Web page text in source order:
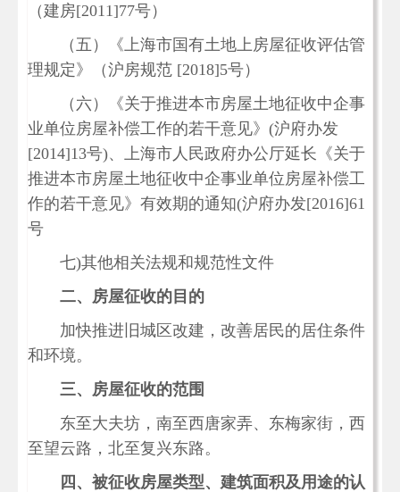
（建房[2011]77号）
（五）《上海市国有土地上房屋征收评估管
理规定》（沪房规范 [2018]5号）
（六）《关于推进本市房屋土地征收中企事
业单位房屋补偿工作的若干意见》(沪府办发
[2014]13号)、上海市人民政府办公厅延长《关于
推进本市房屋土地征收中企事业单位房屋补偿工
作的若干意见》有效期的通知(沪府办发[2016]61
号
七)其他相关法规和规范性文件
二、房屋征收的目的
加快推进旧城区改建，改善居民的居住条件
和环境。
三、房屋征收的范围
东至大夫坊，南至西唐家弄、东梅家街，西
至望云路，北至复兴东路。
四、被征收房屋类型、建筑面积及用途的认